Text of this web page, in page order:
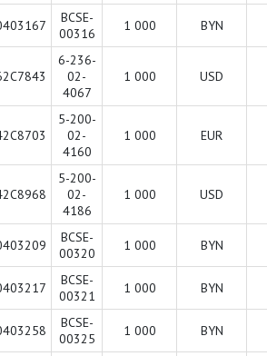
BCSE-
00316
1 000 BYN
6-236-
02-
4067
1 000 USD
5-200-
02-
4160
1 000 EUR
5-200-
02-
4186
1 000 USD
BCSE-
00320
1 000 BYN
BCSE-
00321
1 000 BYN
BCSE-
00325
1 000 BYN